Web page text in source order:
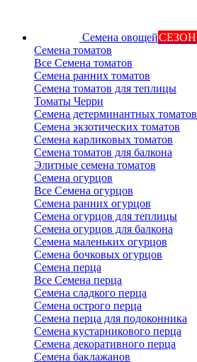
Семена овощейСЕЗОН
Семена томатов
Все Семена томатов
Семена ранних томатов
Семена томатов для теплицы
Томаты Черри
Семена детерминантных томатов
Семена экзотических томатов
Семена карликовых томатов
Семена томатов для балкона
Элитные семена томатов
Семена огурцов
Все Семена огурцов
Семена ранних огурцов
Семена огурцов для теплицы
Семена огурцов для балкона
Семена маленьких огурцов
Семена бочковых огурцов
Семена перца
Все Семена перца
Семена сладкого перца
Семена острого перца
Семена перца для подоконника
Семена кустарникового перца
Семена декоративного перца
Семена баклажанов